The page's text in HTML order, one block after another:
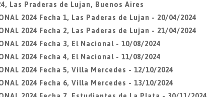
Las Praderas de Lujan, Buenos Aires
2024 Fecha 1, Las Paderas de Lujan - 20/04/2024
2024 Fecha 2, Las Paderas de Lujan - 21/04/2024
2024 Fecha 3, El Nacional - 10/08/2024
2024 Fecha 4, El Nacional - 11/08/2024
2024 Fecha 5, Villa Mercedes - 12/10/2024
2024 Fecha 6, Villa Mercedes - 13/10/2024